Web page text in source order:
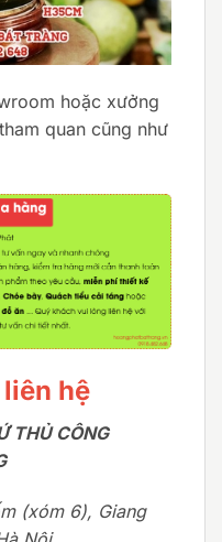
hoặc xưởng
quan cũng như
hệ
THỦ CÔNG
(xóm 6), Giang